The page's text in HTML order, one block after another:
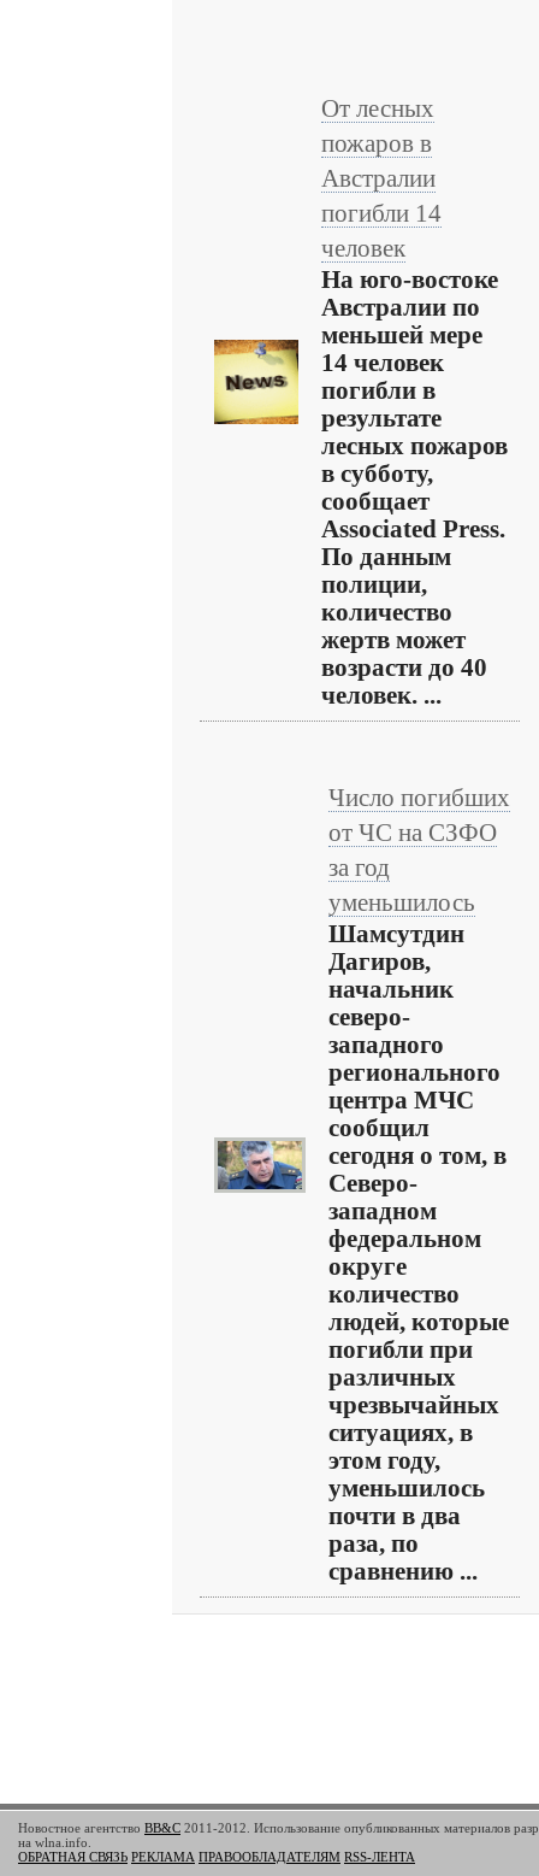
От лесных
пожаров в
Австралии
погибли 14
человек
На юго-востоке
Австралии по
меньшей мере
14 человек
погибли в
результате
лесных пожаров
в субботу,
сообщает
Associated Press.
По данным
полиции,
количество
жертв может
возрасти до 40
человек. ...
Число погибших
от ЧС на СЗФО
за год
уменьшилось
Шамсутдин
Дагиров,
начальник
северо-
западного
регионального
центра МЧС
сообщил
сегодня о том, в
Северо-
западном
федеральном
округе
количество
людей, которые
погибли при
различных
чрезвычайных
ситуациях, в
этом году,
уменьшилось
почти в два
раза, по
сравнению ...
Новостное агентство BB&C 2011-2012. Использование опубликованных материалов
на wlna.info.
ОБРАТНАЯ СВЯЗЬ РЕКЛАМА ПРАВООБЛАДАТЕЛЯМ RSS-ЛЕНТА